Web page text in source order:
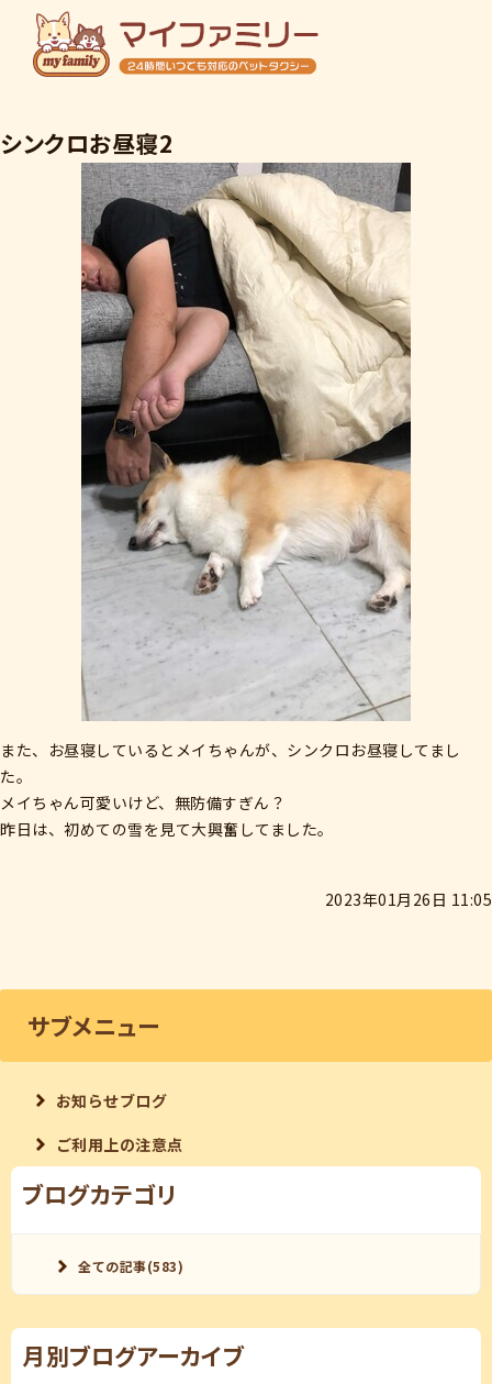
初めての方へ
ご利用料金
店舗概要
ご予約・お問い合わせ
シンクロお昼寝2
また、お昼寝しているとメイちゃんが、シンクロお昼寝してまし
た。
メイちゃん可愛いけど、無防備すぎん？
昨日は、初めての雪を見て大興奮してました。
2023年01月26日 11:05
サブメニュー
お知らせブログ
ご利用上の注意点
ブログカテゴリ
全ての記事(583)
月別ブログアーカイブ